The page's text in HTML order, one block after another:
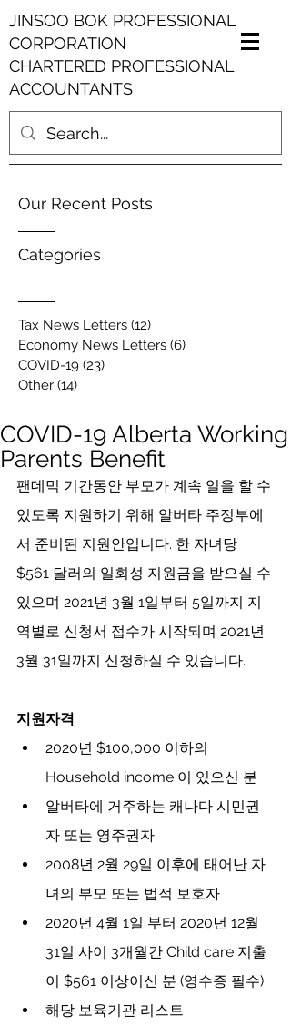
JINSOO BOK PROFESSIONAL
CORPORATION
CHARTERED PROFESSIONAL
ACCOUNTANTS
Our Recent Posts
Categories
Tax News Letters (12)
Economy News Letters (6)
COVID-19 (23)
Other (14)
COVID-19 Alberta Working
Parents Benefit
팬데믹 기간동안 부모가 계속 일을 할 수
있도록 지원하기 위해 알버타 주정부에
서 준비된 지원안입니다. 한 자녀당
$561 달러의 일회성 지원금을 받으실 수
있으며 2021년 3월 1일부터 5일까지 지
역별로 신청서 접수가 시작되며 2021년
3월 31일까지 신청하실 수 있습니다.
지원자격
2020년 $100,000 이하의
Household income 이 있으신 분
알버타에 거주하는 캐나다 시민권
자 또는 영주권자
2008년 2월 29일 이후에 태어난 자
녀의 부모 또는 법적 보호자
2020년 4월 1일 부터 2020년 12월
31일 사이 3개월간 Child care 지출
이 $561 이상이신 분 (영수증 필수)
해당 보육기관 리스트